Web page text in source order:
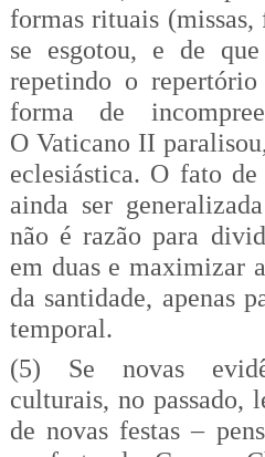
formas rituais (missas,
se esgotou, e de
repetindo o
forma de
O Vaticano II
eclesiástica. O fato de
ainda ser
não é razão para
em duas e maximizar
da santidade, apenas
temporal.
(5) Se novas
culturais, no passado,
de novas festas –